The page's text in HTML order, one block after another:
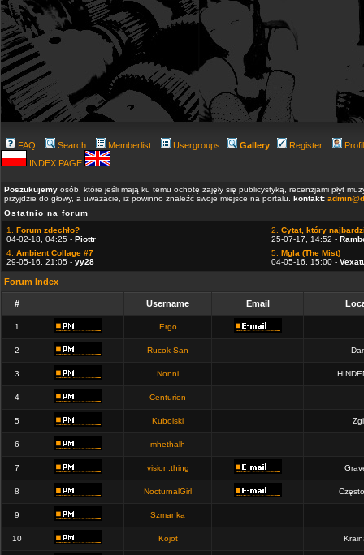
FAQ Search Memberlist Usergroups Gallery Register
INDEX PAGE
Poszukujemy osób, które jeśli mają ku temu ochotę zajęły się publicystyką, recenzjami płyt
przyjdzie do głowy, a uważacie, iż powinno znaleźć swoje miejsce na portalu. kontakt:
Ostatnio na forum
1. Forum zdechło?
04-02-18, 04:25 - Piottr
2. Cytat, który
25-07-17, 14:52 -
4. Ambient Collage #7
29-05-16, 21:05 - yy28
5. Mgla (The Mist)
04-05-16, 15:00 -
Forum Index
# Username Email
1 Ergo
2 Rucok-San
3 Nonni
4 Centurion
5 Kubolski
6 mhethalh
7 vision.thing
8 NocturnalGirl
9 Szmanka
10 Kojot